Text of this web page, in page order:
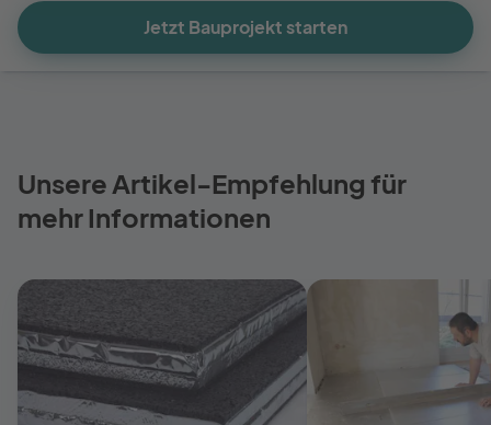
Jetzt Bauprojekt starten
Unsere Artikel-Empfehlung für
mehr Informationen